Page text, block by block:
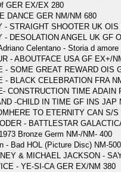
GER EX/EX 280
DANCE GER NM/NM 680
- STRAIGHT SHOOTER UK
- DESOLATION ANGEL UK GF
Celentano - Storia d
- ABOUTFACE USA GF EX+/
- SOME GREAT REWARD OIS
- BLACK CELEBRATION FRA
CONSTRUCTION TIME ADAIN
-CHILD IN TIME GF INS JAP
TO ETERNITY CAN
- BATTLESTAR
Bronze Germ NM-/NM- 400
- Bad HOL (Picture Disc) NM-500
& MICHAEL JACKSON -
- YE-SI-CA GER EX/NM 380